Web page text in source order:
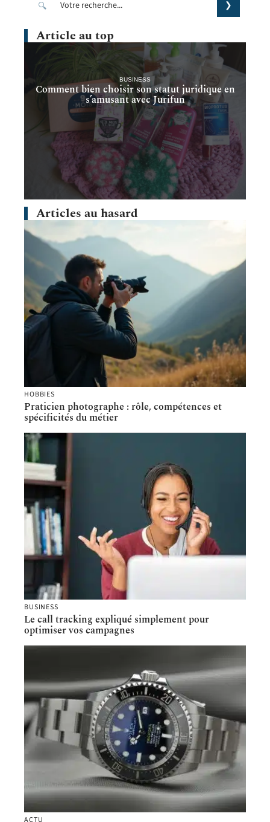
Article au top
BUSINESS
Comment bien choisir son statut juridique en
s’amusant avec Jurifun
Articles au hasard
HOBBIES
Praticien photographe : rôle, compétences et
spécificités du métier
BUSINESS
Le call tracking expliqué simplement pour
optimiser vos campagnes
ACTU